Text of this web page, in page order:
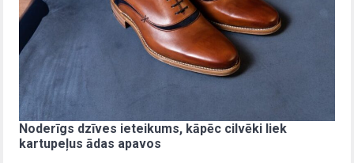
Noderīgs dzīves ieteikums, kāpēc cilvēki liek
kartupeļus ādas apavos